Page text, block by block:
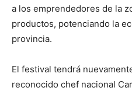
a los emprendedores de la
productos, potenciando la
provincia.
El festival tendrá
reconocido chef nacional